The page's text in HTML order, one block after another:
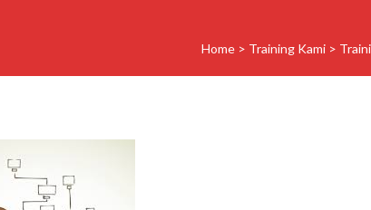
Home > Training Kami >